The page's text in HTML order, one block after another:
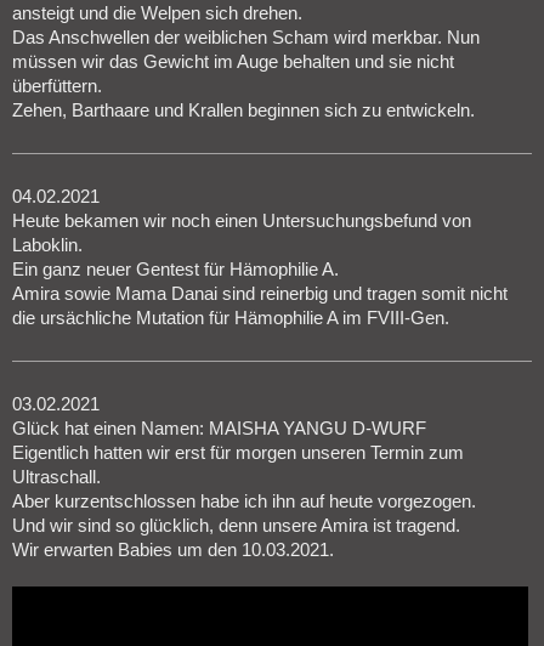
ansteigt und die Welpen sich drehen.
Das Anschwellen der weiblichen Scham wird merkbar. Nun
müssen wir das Gewicht im Auge behalten und sie nicht
überfüttern.
Zehen, Barthaare und Krallen beginnen sich zu entwickeln.
04.02.2021
Heute bekamen wir noch einen Untersuchungsbefund von
Laboklin.
Ein ganz neuer Gentest für Hämophilie A.
Amira sowie Mama Danai sind reinerbig und tragen somit nicht
die ursächliche Mutation für Hämophilie A im FVIII-Gen.
03.02.2021
Glück hat einen Namen: MAISHA YANGU D-WURF
Eigentlich hatten wir erst für morgen unseren Termin zum
Ultraschall.
Aber kurzentschlossen habe ich ihn auf heute vorgezogen.
Und wir sind so glücklich, denn unsere Amira ist tragend.
Wir erwarten Babies um den 10.03.2021.